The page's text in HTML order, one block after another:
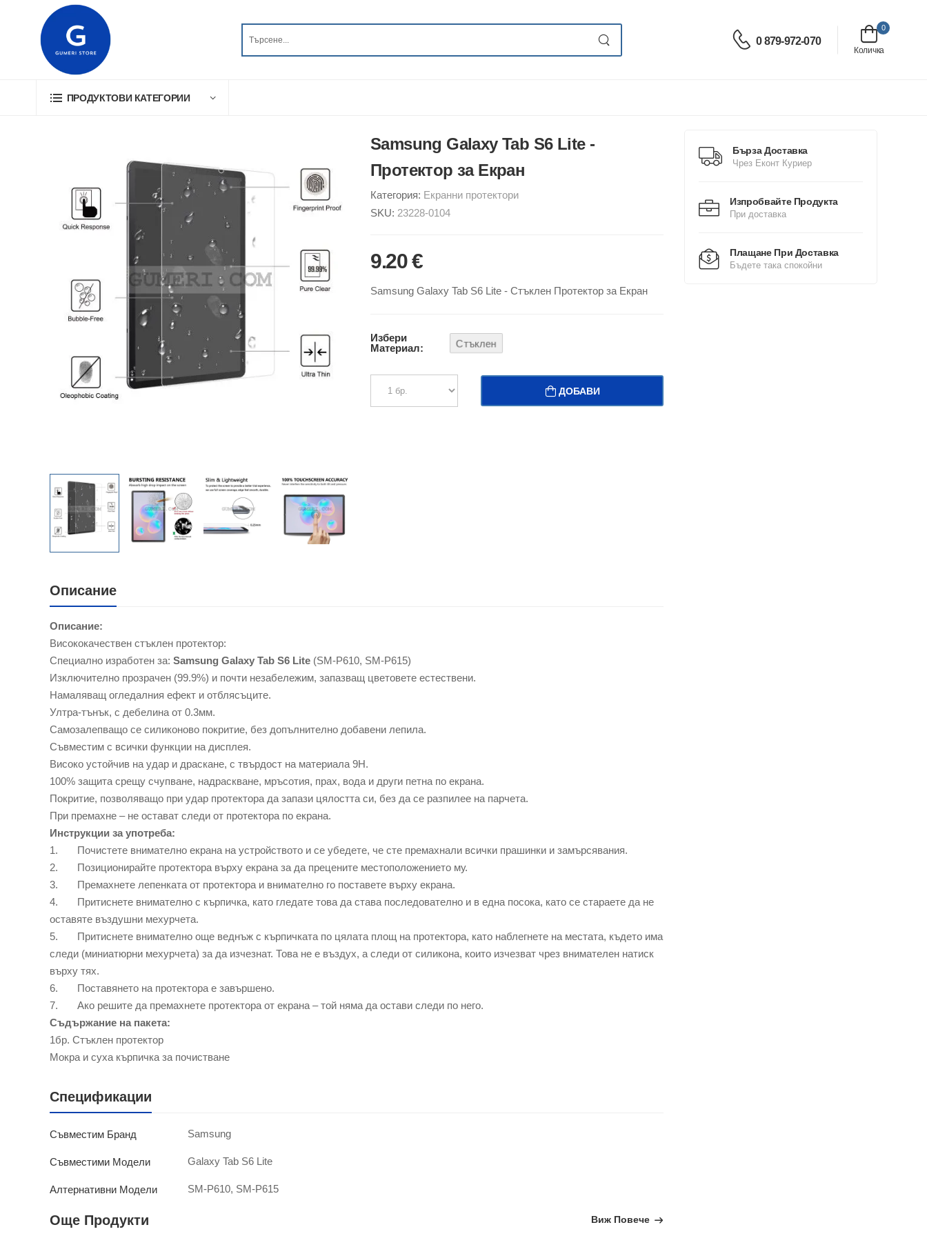
0 879-972-070
0
Количка
ПРОДУКТОВИ КАТЕГОРИИ
Samsung Galaxy Tab S6 Lite -
Протектор за Екран
Категория: Екранни протектори
SKU: 23228-0104
9.20 €
Samsung Galaxy Tab S6 Lite - Стъклен Протектор за Екран
Избери
Материал:
Стъклен
ДОБАВИ
Описание
Описание:
Висококачествен стъклен протектор:
Специално изработен за: Samsung Galaxy Tab S6 Lite (SM-P610, SM-P615)
Изключително прозрачен (99.9%) и почти незабележим, запазващ цветовете естествени.
Намаляващ огледалния ефект и отблясъците.
Ултра-тънък, с дебелина от 0.3мм.
Самозалепващо се силиконово покритие, без допълнително добавени лепила.
Съвместим с всички функции на дисплея.
Високо устойчив на удар и драскане, с твърдост на материала 9Н.
100% защита срещу счупване, надраскване, мръсотия, прах, вода и други петна по екрана.
Покритие, позволяващо при удар протектора да запази цялостта си, без да се разпилее на парчета.
При премахне – не остават следи от протектора по екрана.
Инструкции за употреба:
1. Почистете внимателно екрана на устройството и се убедете, че сте премахнали всички прашинки и замърсявания.
2. Позиционирайте протектора върху екрана за да прецените местоположението му.
3. Премахнете лепенката от протектора и внимателно го поставете върху екрана.
4. Притиснете внимателно с кърпичка, като гледате това да става последователно и в една посока, като се стараете да не
оставяте въздушни мехурчета.
5. Притиснете внимателно още веднъж с кърпичката по цялата площ на протектора, като наблегнете на местата, където има
следи (миниатюрни мехурчета) за да изчезнат. Това не е въздух, а следи от силикона, които изчезват чрез внимателен натиск
върху тях.
6. Поставянето на протектора е завършено.
7. Ако решите да премахнете протектора от екрана – той няма да остави следи по него.
Съдържание на пакета:
1бр. Стъклен протектор
Мокра и суха кърпичка за почистване
Спецификации
Съвместим Бранд Samsung
Съвместими Модели Galaxy Tab S6 Lite
Алтернативни Модели SM-P610, SM-P615
Още Продукти Виж Повече
Бърза Доставка
Чрез Еконт Куриер
Изпробвайте Продукта
При доставка
Плащане При Доставка
Бъдете така спокойни